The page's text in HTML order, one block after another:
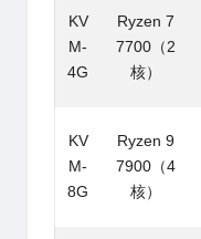
KV
M-
4G
Ryzen 7
7700（2
核）
KV
M-
8G
Ryzen 9
7900（4
核）